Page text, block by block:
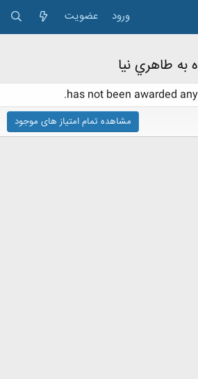
ورود عضویت
به طاهري نيا
مشاهده تمام امتیاز های موجود